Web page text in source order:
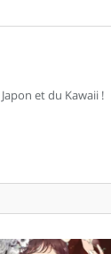
et du Kawaii !